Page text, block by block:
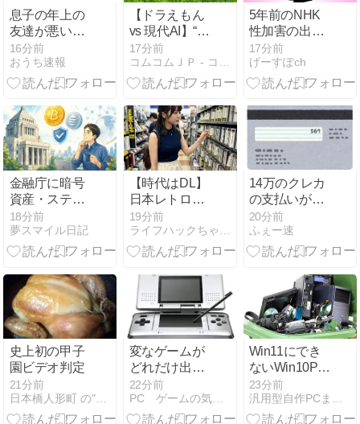
RUST・あら
なみ・パワプ
ロがメインだ
ったし」
息子の年上の
友達が悪い子
になっていた
16分前
おうち速報
【ドラえもん
vs 現代AI】“の
び太を守る
AI”は実現した
のか？保護AI
の倫理構造を
比較する
17分前
5年前のNHK
性加害の出演
者は「今も普
通の顔して芸
能活動して
「受信料を取
るくらいなら
詳細を伝え
よ」
17分前
げーすぽch
金融庁に暗号
資産・ステー
ブルコイン課
が誕生
18分前
夢スマイル日記
【時代はDL】
日本レトロゲ
ーム協会「優
しく磨いてい
たのにCDソフ
まった」 ディ
スクがあれば
一生遊べるお
じさん逝く
19分前
14万のクレカ
の支払いがあ
るのに給料13
万しかなくて
詰んでる
20分前
ふぇー速
史上初の甲子
園ビデオ判定
21分前
日本橋人形町 の"ラ・コンセルジュ"日記
変なゲームが
どれだけ出る
かがそのゲー
ム機の価値だ
よな
22分前
PC ゲームの気になるもの
Win11にでき
ないWin10PC
ってさ
23分前